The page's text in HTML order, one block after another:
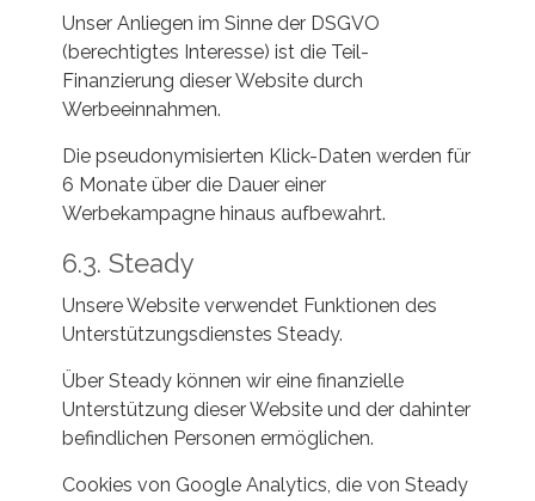
Unser Anliegen im Sinne der DSGVO
(berechtigtes Interesse) ist die Teil-
Finanzierung dieser Website durch
Werbeeinnahmen.
Die pseudonymisierten Klick-Daten werden für
6 Monate über die Dauer einer
Werbekampagne hinaus aufbewahrt.
6.3. Steady
Unsere Website verwendet Funktionen des
Unterstützungsdienstes Steady.
Über Steady können wir eine finanzielle
Unterstützung dieser Website und der dahinter
befindlichen Personen ermöglichen.
Cookies von Google Analytics, die von Steady